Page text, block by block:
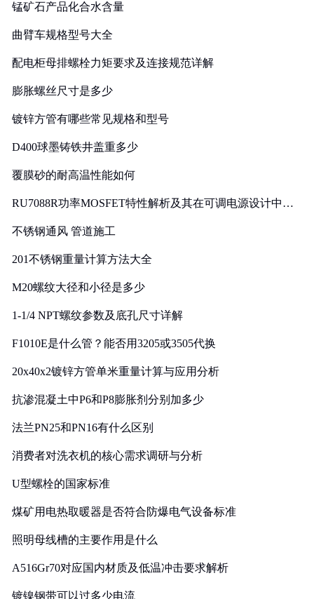
锰矿石产品化合水含量
曲臂车规格型号大全
配电柜母排螺栓力矩要求及连接规范详解
膨胀螺丝尺寸是多少
镀锌方管有哪些常见规格和型号
D400球墨铸铁井盖重多少
覆膜砂的耐高温性能如何
RU7088R功率MOSFET特性解析及其在可调电源设计中的
不锈钢通风 管道施工
201不锈钢重量计算方法大全
M20螺纹大径和小径是多少
1-1/4 NPT螺纹参数及底孔尺寸详解
F1010E是什么管？能否用3205或3505代换
20x40x2镀锌方管单米重量计算与应用分析
抗渗混凝土中P6和P8膨胀剂分别加多少
法兰PN25和PN16有什么区别
消费者对洗衣机的核心需求调研与分析
U型螺栓的国家标准
煤矿用电热取暖器是否符合防爆电气设备标准
照明母线槽的主要作用是什么
A516Gr70对应国内材质及低温冲击要求解析
镀镍钢带可以过多少电流